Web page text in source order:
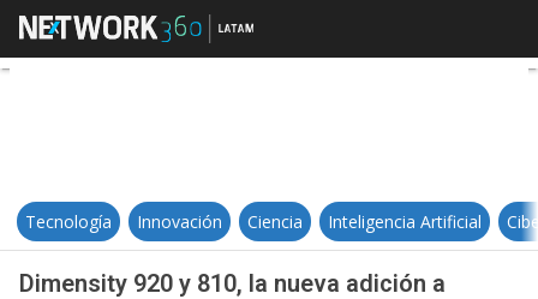
Dimensity 920 y 810, la nueva
Tecnología Innovación Ciencia Inteligencia Artificial
Dimensity 920 y 810, la nueva adición a